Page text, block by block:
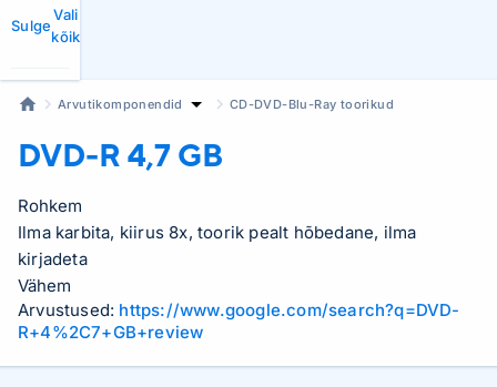
Sulge
Vali
kõik
Arvutikomponendid CD-DVD-Blu-Ray toorikud
DVD-R 4,7 GB
Rohkem
Ilma karbita, kiirus 8x, toorik pealt hõbedane, ilma
kirjadeta
Vähem
Arvustused: https://www.google.com/search?q=DVD-
R+4%2C7+GB+review